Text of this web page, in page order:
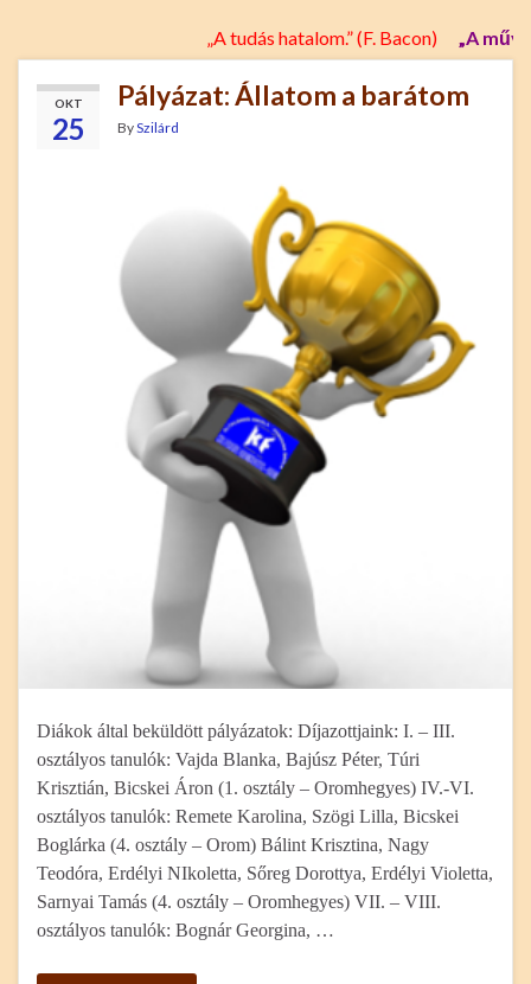
„A tudás hatalom.” (F. Bacon) „A
OKT
25
Pályázat: Állatom a barátom
BySzilárd
Diákok által beküldött pályázatok: Díjazottjaink: I. – III.
osztályos tanulók: Vajda Blanka, Bajúsz Péter, Túri
Krisztián, Bicskei Áron (1. osztály – Oromhegyes) IV.-VI.
osztályos tanulók: Remete Karolina, Szögi Lilla, Bicskei
Boglárka (4. osztály – Orom) Bálint Krisztina, Nagy
Teodóra, Erdélyi NIkoletta, Sőreg Dorottya, Erdélyi Violetta,
Sarnyai Tamás (4. osztály – Oromhegyes) VII. – VIII.
osztályos tanulók: Bognár Georgina, …